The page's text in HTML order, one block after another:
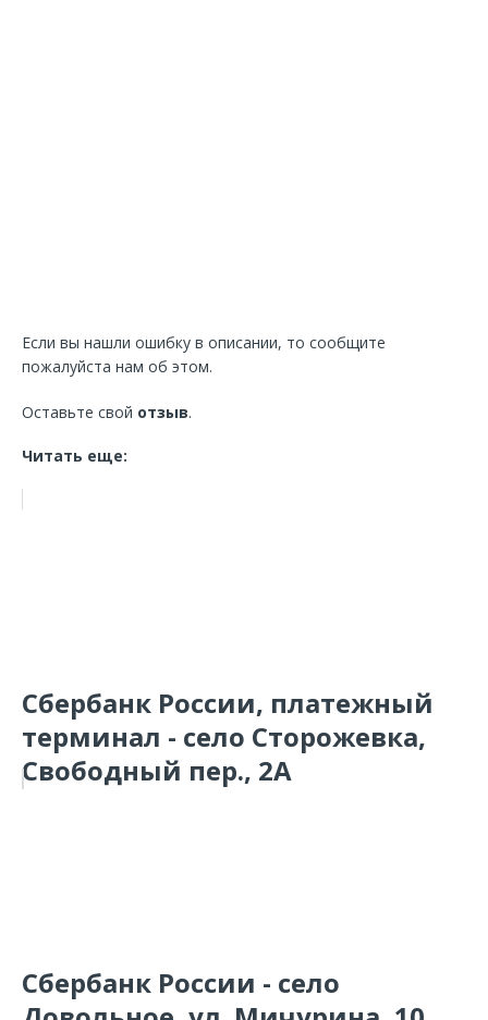
Если вы нашли ошибку в описании, то сообщите
пожалуйста нам об этом.
Оставьте свой отзыв.
Читать еще:
Сбербанк России, платежный
терминал - село Сторожевка,
Свободный пер., 2А
Сбербанк России - село